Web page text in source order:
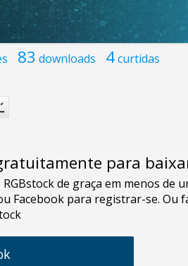
83 downloads 4curtidas
para